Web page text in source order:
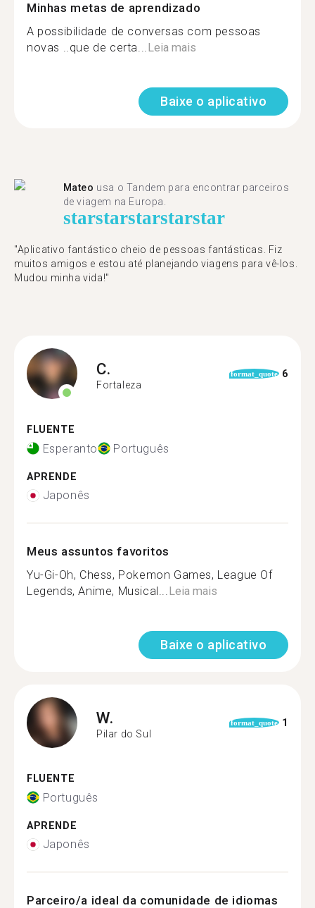
Minhas metas de aprendizado
A possibilidade de conversas com pessoas
novas ..que de certa...Leia mais
Baixe o aplicativo
Mateo usa o Tandem para encontrar parceiros
de viagem na Europa.
starstarstarstarstar
"Aplicativo fantástico cheio de pessoas fantásticas. Fiz
muitos amigos e estou até planejando viagens para vê-los.
Mudou minha vida!"
C.
Fortaleza
format_quote 6
FLUENTE
Esperanto Português
APRENDE
Japonês
Meus assuntos favoritos
Yu-Gi-Oh, Chess, Pokemon Games, League Of
Legends, Anime, Musical...Leia mais
Baixe o aplicativo
W.
Pilar do Sul
format_quote 1
FLUENTE
Português
APRENDE
Japonês
Parceiro/a ideal da comunidade de idiomas